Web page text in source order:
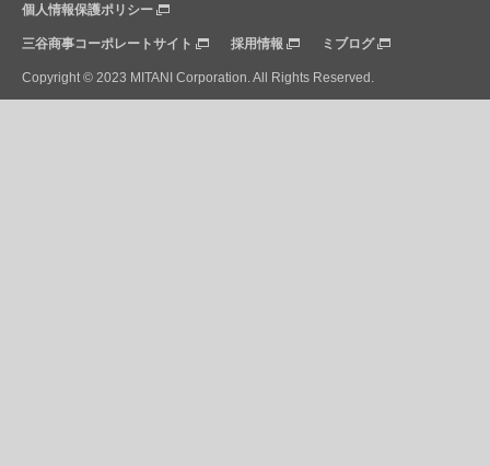
個人情報保護ポリシー
三谷商事コーポレートサイト 採用情報 ミブログ
Copyright © 2023 MITANI Corporation. All Rights Reserved.